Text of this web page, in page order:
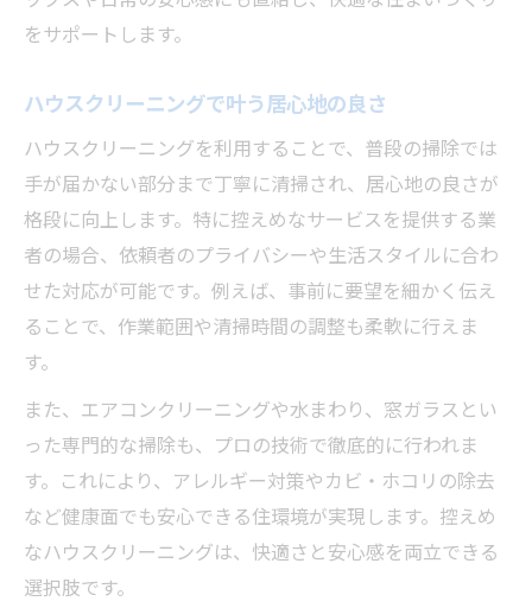
をサポートします。
ハウスクリーニングで叶う居心地の良さ
ハウスクリーニングを利用することで、普段の掃除では
手が届かない部分まで丁寧に清掃され、居心地の良さが
格段に向上します。特に控えめなサービスを提供する業
者の場合、依頼者のプライバシーや生活スタイルに合わ
せた対応が可能です。例えば、事前に要望を細かく伝え
ることで、作業範囲や清掃時間の調整も柔軟に行えま
す。
また、エアコンクリーニングや水まわり、窓ガラスとい
った専門的な掃除も、プロの技術で徹底的に行われま
す。これにより、アレルギー対策やカビ・ホコリの除去
など健康面でも安心できる住環境が実現します。控えめ
なハウスクリーニングは、快適さと安心感を両立できる
選択肢です。